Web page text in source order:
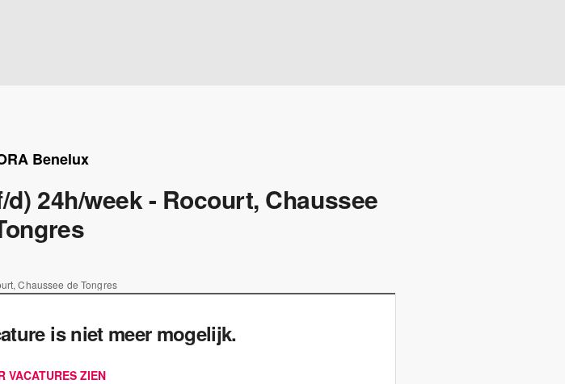
Benelux
24h/week - Rocourt, Chaussee
Chaussee de Tongres
is niet meer mogelijk.
VACATURES ZIEN